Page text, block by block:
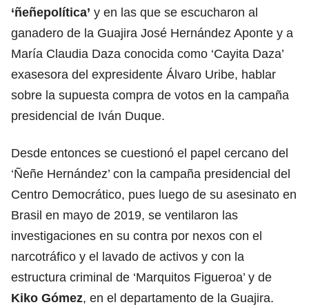
‘ñeñepolítica’ y en las que se escucharon al
ganadero de la Guajira José Hernández Aponte y a
María Claudia Daza conocida como ‘Cayita Daza’
exasesora del expresidente Álvaro Uribe, hablar
sobre la supuesta compra de votos en la campaña
presidencial de Iván Duque.
Desde entonces se cuestionó el papel cercano del
‘Ñeñe Hernández’ con la campaña presidencial del
Centro Democrático, pues luego de su asesinato en
Brasil en mayo de 2019, se ventilaron las
investigaciones en su contra por nexos con el
narcotráfico y el lavado de activos y con la
estructura criminal de ‘Marquitos Figueroa’ y de
Kiko Gómez, en el departamento de la Guajira.